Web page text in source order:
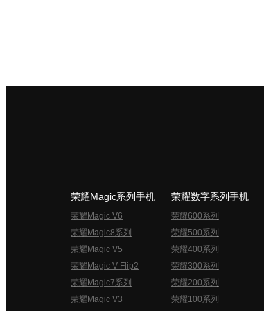
荣耀Magic系列手机
荣耀Magic V6
荣耀Magic8系列
荣耀Magic V5
荣耀Magic V Flip2
荣耀Magic7系列
荣耀Magic V3
荣耀数字系列手机
荣耀600系列
荣耀500系列
荣耀400系列
荣耀300系列
荣耀200系列
荣耀100系列